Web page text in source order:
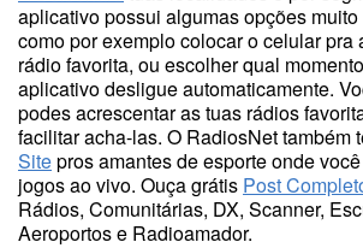
aplicativo possui algumas opções
como por exemplo colocar o celular pra
rádio favorita, ou escolher qual
aplicativo desligue automaticamente.
podes acrescentar as tuas rádios
facilitar acha-las. O RadiosNet também
Sitepros amantes de esporte onde
jogos ao vivo. Ouça grátis Post
Rádios, Comunitárias, DX, Scanner,
Aeroportos e Radioamador.